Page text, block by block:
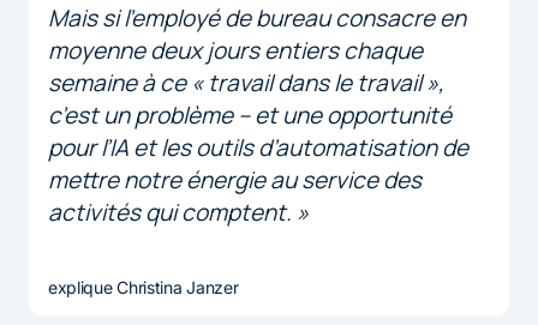
Mais si l’employé de bureau consacre en
moyenne deux jours entiers chaque
semaine à ce « travail dans le travail »,
c’est un problème – et une opportunité
pour l’IA et les outils d’automatisation de
mettre notre énergie au service des
activités qui comptent. »
explique Christina Janzer